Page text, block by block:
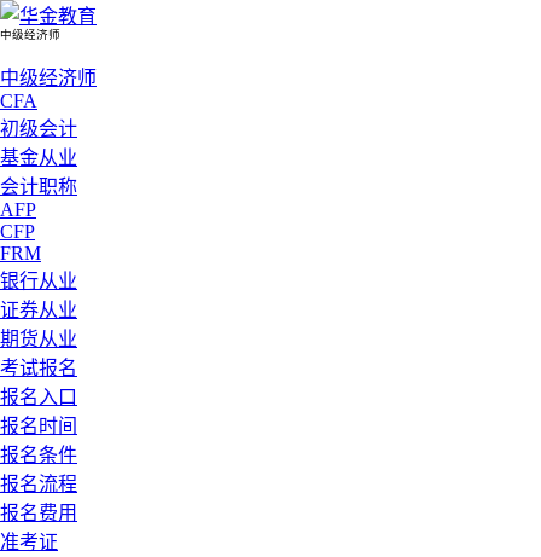
中级经济师
中级经济师
CFA
初级会计
基金从业
会计职称
AFP
CFP
FRM
银行从业
证券从业
期货从业
考试报名
报名入口
报名时间
报名条件
报名流程
报名费用
准考证